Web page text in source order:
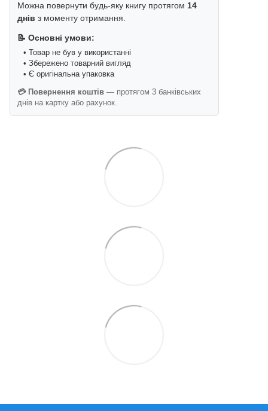
Можна повернути будь-яку книгу протягом 14
днів з моменту отримання.
📝 Основні умови:
• Товар не був у використанні
• Збережено товарний вигляд
• Є оригінальна упаковка
💳 Повернення коштів — протягом 3 банківських
днів на картку або рахунок.